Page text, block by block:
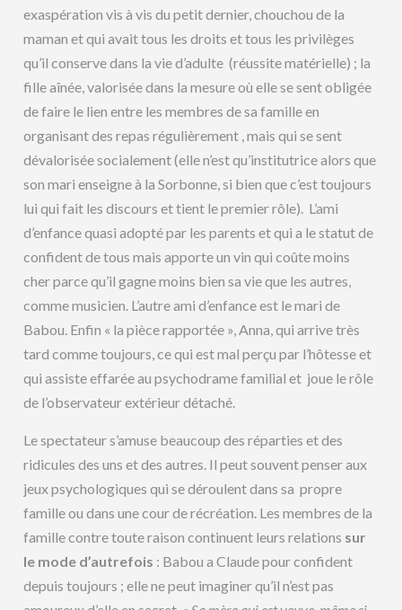
exaspération vis à vis du petit dernier, chouchou de la
maman et qui avait tous les droits et tous les privilèges
qu’il conserve dans la vie d’adulte (réussite matérielle) ; la
fille aînée, valorisée dans la mesure où elle se sent obligée
de faire le lien entre les membres de sa famille en
organisant des repas régulièrement , mais qui se sent
dévalorisée socialement (elle n’est qu’institutrice alors que
son mari enseigne à la Sorbonne, si bien que c’est toujours
lui qui fait les discours et tient le premier rôle). L’ami
d’enfance quasi adopté par les parents et qui a le statut de
confident de tous mais apporte un vin qui coûte moins
cher parce qu’il gagne moins bien sa vie que les autres,
comme musicien. L’autre ami d’enfance est le mari de
Babou. Enfin « la pièce rapportée », Anna, qui arrive très
tard comme toujours, ce qui est mal perçu par l’hôtesse et
qui assiste effarée au psychodrame familial et joue le rôle
de l’observateur extérieur détaché.
Le spectateur s’amuse beaucoup des réparties et des
ridicules des uns et des autres. Il peut souvent penser aux
jeux psychologiques qui se déroulent dans sa propre
famille ou dans une cour de récréation. Les membres de la
famille contre toute raison continuent leurs relations sur
le mode d’autrefois : Babou a Claude pour confident
depuis toujours ; elle ne peut imaginer qu’il n’est pas